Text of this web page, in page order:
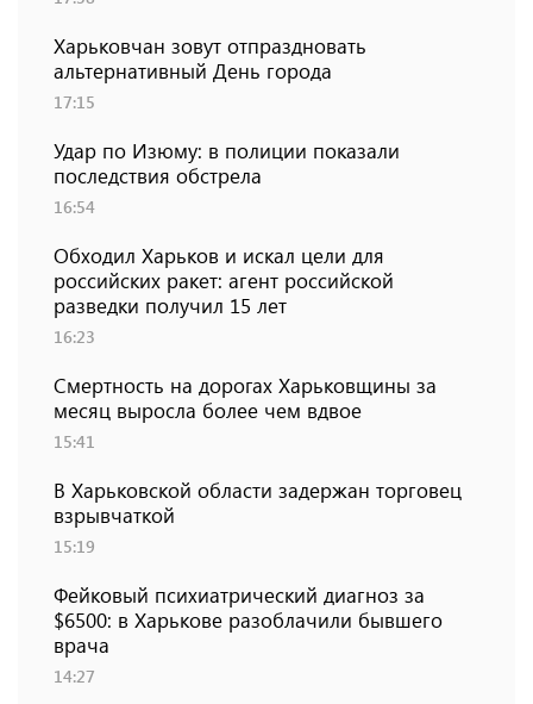
Харьковчан зовут отпраздновать
альтернативный День города
17:15
Удар по Изюму: в полиции показали
последствия обстрела
16:54
Обходил Харьков и искал цели для
российских ракет: агент российской
разведки получил 15 лет
16:23
Смертность на дорогах Харьковщины за
месяц выросла более чем вдвое
15:41
В Харьковской области задержан торговец
взрывчаткой
15:19
Фейковый психиатрический диагноз за
$6500: в Харькове разоблачили бывшего
врача
14:27